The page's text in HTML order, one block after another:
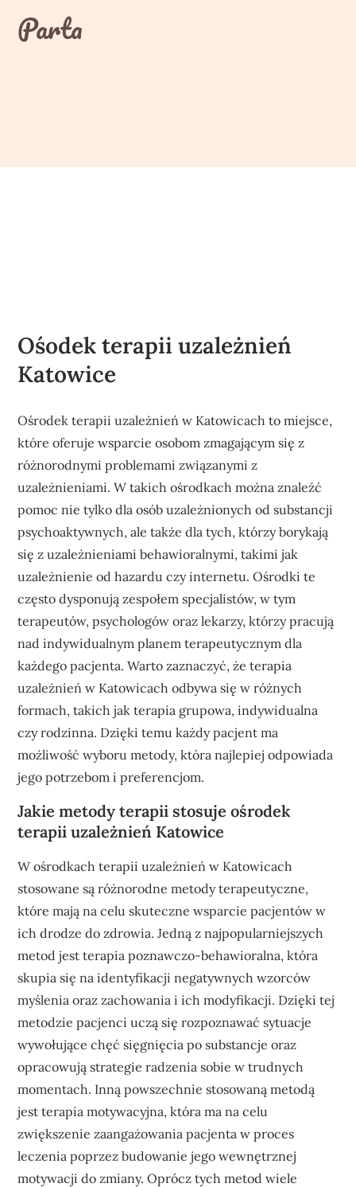
contentParta
Ośodek terapii uzależnień
Katowice
Ośrodek terapii uzależnień w Katowicach to miejsce,
które oferuje wsparcie osobom zmagającym się z
różnorodnymi problemami związanymi z
uzależnieniami. W takich ośrodkach można znaleźć
pomoc nie tylko dla osób uzależnionych od substancji
psychoaktywnych, ale także dla tych, którzy borykają
się z uzależnieniami behawioralnymi, takimi jak
uzależnienie od hazardu czy internetu. Ośrodki te
często dysponują zespołem specjalistów, w tym
terapeutów, psychologów oraz lekarzy, którzy pracują
nad indywidualnym planem terapeutycznym dla
każdego pacjenta. Warto zaznaczyć, że terapia
uzależnień w Katowicach odbywa się w różnych
formach, takich jak terapia grupowa, indywidualna
czy rodzinna. Dzięki temu każdy pacjent ma
możliwość wyboru metody, która najlepiej odpowiada
jego potrzebom i preferencjom.
Jakie metody terapii stosuje ośrodek
terapii uzależnień Katowice
W ośrodkach terapii uzależnień w Katowicach
stosowane są różnorodne metody terapeutyczne,
które mają na celu skuteczne wsparcie pacjentów w
ich drodze do zdrowia. Jedną z najpopularniejszych
metod jest terapia poznawczo-behawioralna, która
skupia się na identyfikacji negatywnych wzorców
myślenia oraz zachowania i ich modyfikacji. Dzięki tej
metodzie pacjenci uczą się rozpoznawać sytuacje
wywołujące chęć sięgnięcia po substancje oraz
opracowują strategie radzenia sobie w trudnych
momentach. Inną powszechnie stosowaną metodą
jest terapia motywacyjna, która ma na celu
zwiększenie zaangażowania pacjenta w proces
leczenia poprzez budowanie jego wewnętrznej
motywacji do zmiany. Oprócz tych metod wiele